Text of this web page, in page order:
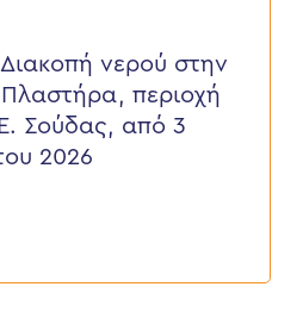
νερού στην
περιοχή
Σούδας, από 3
2026